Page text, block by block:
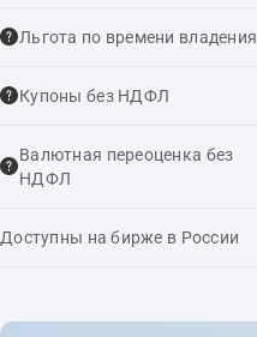
Льгота по времени владения
Купоны без НДФЛ
Валютная переоценка без
НДФЛ
Доступны на бирже в России